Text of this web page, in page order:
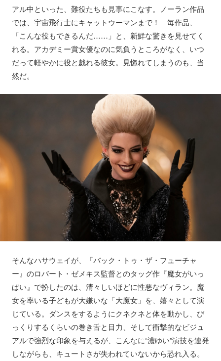
アル中といった、難役たちも見事にこなす。ノーラン作品
では、宇宙飛行士にキャットウーマンまで！ 毎作品、
「こんな役もできるんだ……」と、新鮮な驚きを見せてく
れる。アカデミー賞女優なのに気負うところがなく、いつ
だって軽やかに役と戯れる彼女。見惚れてしまうのも、当
然だ。
そんなハサウェイが、『バック・トゥ・ザ・フューチャ
ー』のロバート・ゼメキス監督とのタッグ作『魔女がいっ
ぱい』で扮したのは、清々しいほどに性悪なヴィラン。魔
女を率いる子どもが大嫌いな「大魔女」を、嬉々として演
じている。ダンスをするようにクネクネと体を動かし、び
っくりするくらいの巻き舌と目力、そして衝撃的なビジュ
アルで強烈な印象を与えるが、こんなに“濃ゆい”演技を連発
しながらも、キュートさが失われていないから恐れ入る。